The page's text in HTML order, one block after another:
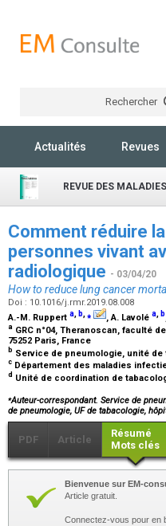
Rechercher
Actualités Revues
REVUE DES
Comment réduire
personnes vivant
radiologique - 03/04/20
How to reduce lung cancer
Doi : 10.1016/j.rmr.2019.08.008
A.-M. Ruppert a, b,⁎ , A. Lavolé a, b
a GRC n°04, Theranoscan, faculté
75252 Paris, France
b Service de pneumologie, unité
c Département des maladies
d Unité de coordination de
⁎Auteur-correspondant. Service de
de pneumologie, UF de tabacologie,
PDF Article
Résumé
Mots clés
Bienvenue sur EM-
Article gratuit.
Connectez-vous pour en